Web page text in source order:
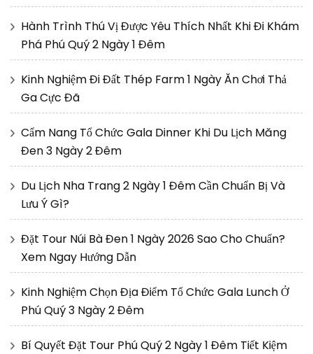
Hành Trình Thú Vị Được Yêu Thích Nhất Khi Đi Khám
Phá Phú Quý 2 Ngày 1 Đêm
Kinh Nghiệm Đi Đất Thép Farm 1 Ngày Ăn Chơi Thả
Ga Cực Đã
Cẩm Nang Tổ Chức Gala Dinner Khi Du Lịch Măng
Đen 3 Ngày 2 Đêm
Du Lịch Nha Trang 2 Ngày 1 Đêm Cần Chuẩn Bị Và
Lưu Ý Gì?
Đặt Tour Núi Bà Đen 1 Ngày 2026 Sao Cho Chuẩn?
Xem Ngay Hướng Dẫn
Kinh Nghiệm Chọn Địa Điểm Tổ Chức Gala Lunch Ở
Phú Quý 3 Ngày 2 Đêm
Bí Quyết Đặt Tour Phú Quý 2 Ngày 1 Đêm Tiết Kiệm